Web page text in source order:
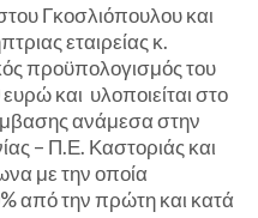
Γκοσλιόπουλου και
εταιρείας κ.
προϋπολογισμός του
και υλοποιείται στο
ανάμεσα στην
– Π.Ε. Καστοριάς και
με την οποία
από την πρώτη και κατά